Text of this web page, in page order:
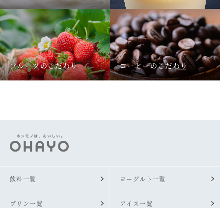
フルーツのこだわり コーヒーのこだわり
飲料一覧 ヨーグルト一覧
プリン一覧 アイス一覧